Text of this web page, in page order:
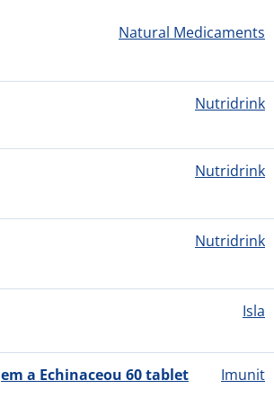
Natural Medicaments
Nutridrink
Nutridrink
Nutridrink
Isla
a Echinaceou 60 tablet Imunit